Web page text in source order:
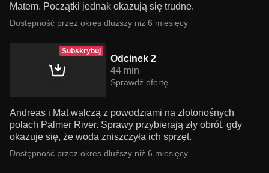
Matem. Początki jednak okazują się trudne.
Dostępność przez okres dłuższy niż 6 miesięcy
Subskrybuj
Odcinek 2
44 min
Sprawdź ofertę
Andreas i Mat walczą z powodziami na złotonośnych
polach Palmer River. Sprawy przybierają zły obrót, gdy
okazuje się, że woda zniszczyła ich sprzęt.
Dostępność przez okres dłuższy niż 6 miesięcy